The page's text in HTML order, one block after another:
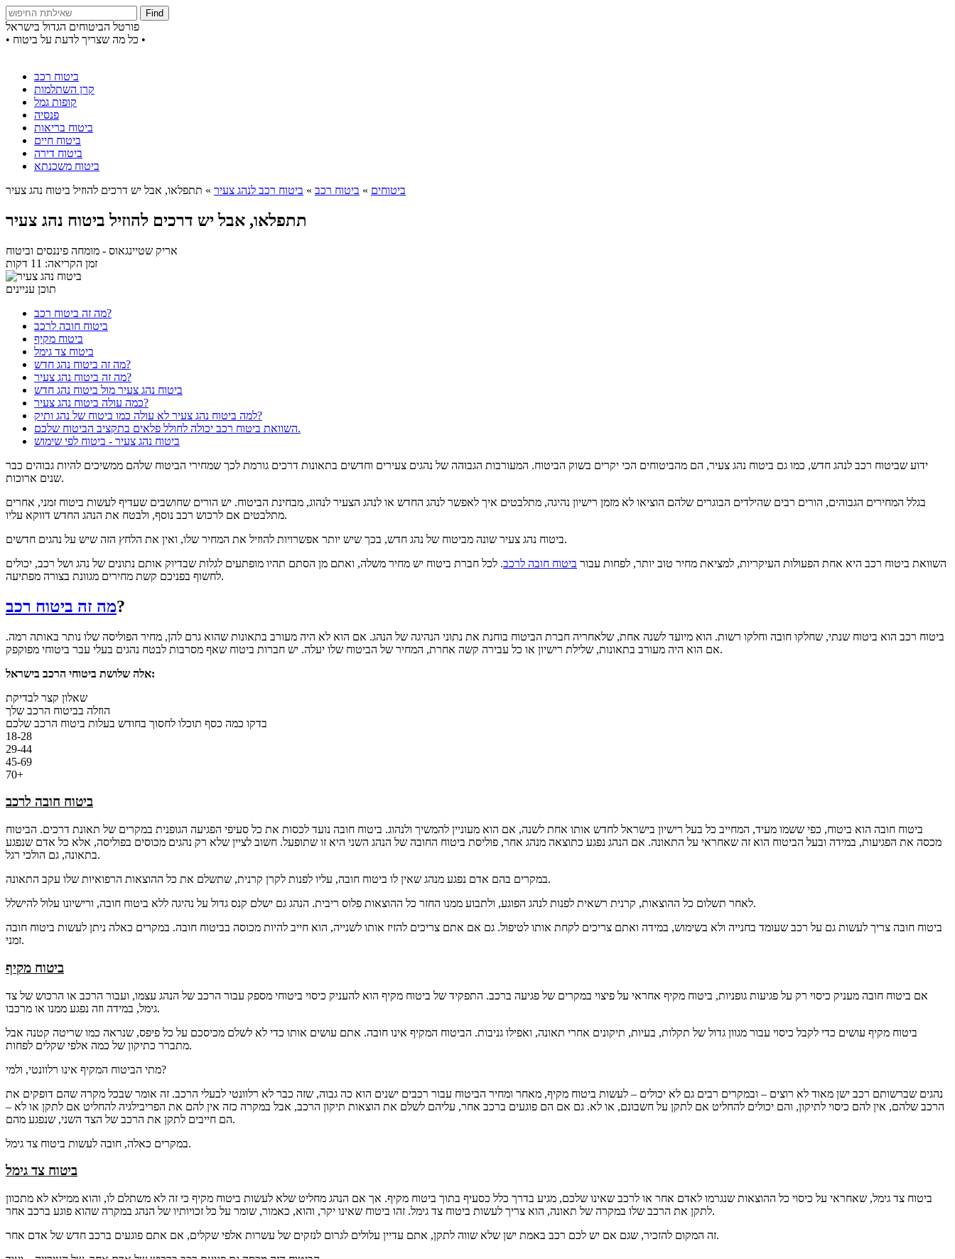
Find
פורטל הביטוחים הגדול בישראל
• כל מה שצריך לדעת על ביטוח •
ביטוח רכב
קרן השתלמות
קופות גמל
פנסיה
ביטוח בריאות
ביטוח חיים
ביטוח דירה
ביטוח משכנתא
ביטוחים » ביטוח רכב » ביטוח רכב לנהג צעיר » תתפלאו, אבל יש דרכים להוזיל ביטוח נהג צעיר
תתפלאו, אבל יש דרכים להוזיל ביטוח נהג צעיר
אריק שטיינגאוס - מומחה פיננסים וביטוח
זמן הקריאה: 11 דקות
תוכן עניינים
מה זה ביטוח רכב?
ביטוח חובה לרכב
ביטוח מקיף
ביטוח צד גימל
מה זה ביטוח נהג חדש?
מה זה ביטוח נהג צעיר?
ביטוח נהג צעיר מול ביטוח נהג חדש
כמה עולה ביטוח נהג צעיר?
למה ביטוח נהג צעיר לא עולה כמו ביטוח של נהג ותיק?
השוואת ביטוח רכב יכולה לחולל פלאים בתקציב הביטוח שלכם.
ביטוח נהג צעיר - ביטוח לפי שימוש
ידוע שביטוח רכב לנהג חדש, כמו גם ביטוח נהג צעיר, הם מהביטוחים הכי יקרים בשוק הביטוח. המעורבות הגבוהה של נהגים צעירים וחדשים בתאונות דרכים גורמת לכך שמחירי הביטוח שלהם ממשיכים להיות גבוהים כבר
שנים ארוכות.
בגלל המחירים הגבוהים, הורים רבים שהילדים הבוגרים שלהם הוציאו לא מזמן רישיון נהיגה, מתלבטים איך לאפשר לנהג החדש או לנהג הצעיר לנהוג, מבחינת הביטוח. יש הורים שחושבים שעדיף לעשות ביטוח זמני, אחרים
מתלבטים אם לרכוש רכב נוסף, ולבטח את הנהג החדש דווקא עליו.
ביטוח נהג צעיר שונה מביטוח של נהג חדש, בכך שיש יותר אפשרויות להוזיל את המחיר שלו, ואין את הלחץ הזה שיש על נהגים חדשים.
השוואת ביטוח רכב היא אחת הפעולות העיקריות, למציאת מחיר טוב יותר, לפחות עבור ביטוח חובה לרכב. לכל חברת ביטוח יש מחיר משלה, ואתם מן הסתם תהיו מופתעים לגלות שבדיוק אותם נתונים של נהג ושל רכב, יכולים
לחשוף בפניכם קשת מחירים מגוונת בצורה מפתיעה.
מה זה ביטוח רכב?
ביטוח רכב הוא ביטוח שנתי, שחלקו חובה וחלקו רשות. הוא מיועד לשנה אחת, שלאחריה חברת הביטוח בוחנת את נתוני הנהיגה של הנהג. אם הוא לא היה מעורב בתאונות שהוא גרם להן, מחיר הפוליסה שלו נותר באותה רמה.
אם הוא היה מעורב בתאונות, שלילת רישיון או כל עבירה קשה אחרת, המחיר של הביטוח שלו יעלה. יש חברות ביטוח שאף מסרבות לבטח נהגים בעלי עבר ביטוחי מפוקפק.
אלה שלושת ביטוחי הרכב בישראל:
שאלון קצר לבדיקת
הוזלה בביטוח הרכב שלך
בדקו כמה כסף תוכלו לחסוך בחודש בעלות ביטוח הרכב שלכם
18-28
29-44
45-69
70+
ביטוח חובה לרכב
​ביטוח חובה הוא ביטוח, כפי ששמו מעיד, המחייב כל בעל רישיון בישראל לחדש אותו אחת לשנה, אם הוא מעוניין להמשיך ולנהוג. ביטוח חובה נועד לכסות את כל סעיפי הפגיעה הגופנית במקרים של תאונת דרכים. הביטוח
מכסה את הפגיעות, במידה ובעל הביטוח הוא זה שאחראי על התאונה. אם הנהג נפגע כתוצאה מנהג אחר, פוליסת ביטוח החובה של הנהג השני היא זו שתופעל. חשוב לציין שלא רק נהגים מכוסים בפוליסה, אלא כל אדם שנפגע
בתאונה, גם הולכי רגל.
במקרים בהם אדם נפגע מנהג שאין לו ביטוח חובה, עליו לפנות לקרן קרנית, שתשלם את כל ההוצאות הרפואיות שלו עקב התאונה.
לאחר תשלום כל ההוצאות, קרנית רשאית לפנות לנהג הפוגע, ולתבוע ממנו החזר כל ההוצאות פלוס ריבית. הנהג גם ישלם קנס גדול על נהיגה ללא ביטוח חובה, ורישיונו עלול להישלל.
ביטוח חובה צריך לעשות גם על רכב שעומד בחנייה ולא בשימוש, במידה ואתם צריכים לקחת אותו לטיפול. גם אם אתם צריכים להזיז אותו לשנייה, הוא חייב להיות מכוסה בביטוח חובה. במקרים כאלה ניתן לעשות ביטוח חובה
זמני.
ביטוח מקיף
אם ביטוח חובה מעניק כיסוי רק על פגיעות גופניות, ביטוח מקיף אחראי על פיצוי במקרים של פגיעה ברכב. התפקיד של ביטוח מקיף הוא להעניק כיסוי ביטוחי מספק עבור הרכב של הנהג עצמו, ועבור הרכב או הרכוש של צד
גימל, במידה וזה נפגע ממנו או מרכבו.
ביטוח מקיף עושים כדי לקבל כיסוי עבור מגוון גדול של תקלות, בעיות, תיקונים אחרי תאונה, ואפילו גניבות. הביטוח המקיף אינו חובה. אתם עושים אותו כדי לא לשלם מכיסכם על כל פיפס, שנראה כמו שריטה קטנה אבל
מתברר כתיקון של כמה אלפי שקלים לפחות.
מתי הביטוח המקיף אינו רלוונטי, ולמי?
נהגים שברשותם רכב ישן מאוד לא רוצים – ובמקרים רבים גם לא יכולים – לעשות ביטוח מקיף, מאחר ומחיר הביטוח עבור רכבים ישנים הוא כה גבוה, שזה כבר לא רלוונטי לבעלי הרכב. זה אומר שבכל מקרה שהם דופקים את
הרכב שלהם, אין להם כיסוי לתיקון, והם יכולים להחליט אם לתקן על חשבונם, או לא. גם אם הם פוגעים ברכב אחר, עליהם לשלם את הוצאות תיקון הרכב, אבל במקרה כזה אין להם את הפריבילגיה להחליט אם לתקן או לא –
הם חייבים לתקן את הרכב של הצד השני, שנפגע מהם.
במקרים כאלה, חובה לעשות ביטוח צד גימל.
ביטוח צד גימל
ביטוח צד גימל, שאחראי על כיסוי כל ההוצאות שנגרמו לאדם אחר או לרכב שאינו שלכם, מגיע בדרך כלל כסעיף בתוך ביטוח מקיף. אך אם הנהג מחליט שלא לעשות ביטוח מקיף כי זה לא משתלם לו, והוא ממילא לא מתכוון
לתקן את הרכב שלו במקרה של תאונה, הוא צריך לעשות ביטוח צד גימל. זהו ביטוח שאינו יקר, והוא, כאמור, שומר על כל זכויותיו של הנהג במקרה שהוא פוגע ברכב אחר.
זה המקום להזכיר, שגם אם יש לכם רכב באמת ישן שלא שווה לתקן, אתם עדיין עלולים לגרום לנזקים של עשרות אלפי שקלים, אם אתם פוגעים ברכב חדש של אדם אחר.